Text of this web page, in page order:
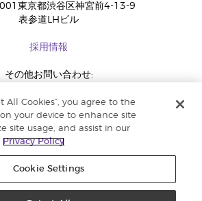
東京都渋谷区神宮前4-13-9
表参道LHビル
採用情報
その他お問い合わせ:
All Cookies”, you agree to the
your device to enhance site
site usage, and assist in our
Privacy Policy
Cookie Settings